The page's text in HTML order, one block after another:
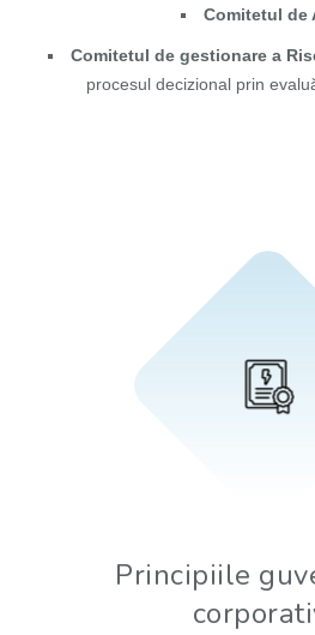
Comitetul de
Comitetul de gestionare a
procesul decizional prin
Principiile